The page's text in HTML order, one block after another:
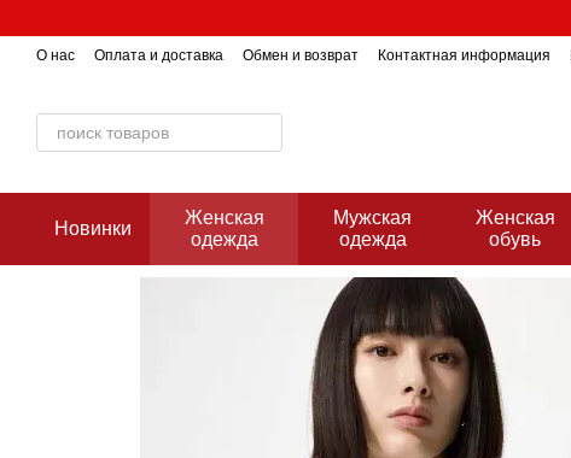
О нас Оплата и доставка Обмен и возврат Контактная информация
Новинки
Женская
одежда
Мужская
одежда
Женская
обувь